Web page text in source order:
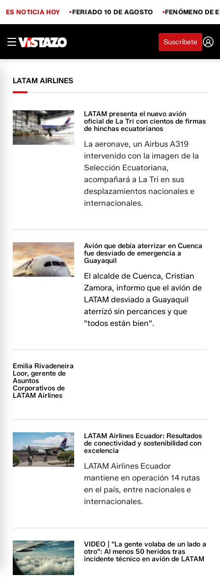
ES NOTICIA HOY FERIADO 10 DE AGOSTO FENÓMENO DE
Suscríbete
LATAM AIRLINES
LATAM presenta el nuevo avión
oficial de La Tri con cientos de firmas
de hinchas ecuatorianos
La aeronave, un Airbus A319
intervenido con la imagen de la
Selección Ecuatoriana,
acompañará a La Tri en sus
desplazamientos nacionales e
internacionales.
Avión que debía aterrizar en Cuenca
fue desviado de emergencia a
Guayaquil
El alcalde de Cuenca, Cristian
Zamora, informo que el avión de
LATAM desviado a Guayaquil
aterrizó sin percances y que
"todos están bien".
Emilia Rivadeneira
Loor, gerente de
Asuntos
Corporativos de
LATAM Airlines
LATAM Airlines Ecuador: Resultados
de conectividad y sostenibilidad con
excelencia
​​​LATAM Airlines Ecuador
mantiene en operación 14 rutas
en el país, entre nacionales e
internacionales.
VIDEO | "La gente volaba de un lado a
otro": Al menos 50 heridos tras
incidente técnico en avión de LATAM